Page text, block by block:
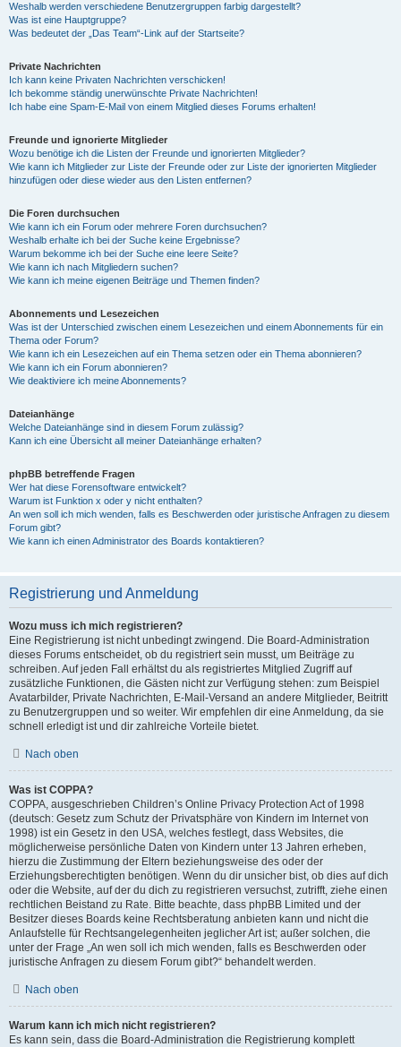
Weshalb werden verschiedene Benutzergruppen farbig dargestellt?
Was ist eine Hauptgruppe?
Was bedeutet der „Das Team“-Link auf der Startseite?
Private Nachrichten
Ich kann keine Privaten Nachrichten verschicken!
Ich bekomme ständig unerwünschte Private Nachrichten!
Ich habe eine Spam-E-Mail von einem Mitglied dieses Forums erhalten!
Freunde und ignorierte Mitglieder
Wozu benötige ich die Listen der Freunde und ignorierten Mitglieder?
Wie kann ich Mitglieder zur Liste der Freunde oder zur Liste der ignorierten Mitglieder
hinzufügen oder diese wieder aus den Listen entfernen?
Die Foren durchsuchen
Wie kann ich ein Forum oder mehrere Foren durchsuchen?
Weshalb erhalte ich bei der Suche keine Ergebnisse?
Warum bekomme ich bei der Suche eine leere Seite?
Wie kann ich nach Mitgliedern suchen?
Wie kann ich meine eigenen Beiträge und Themen finden?
Abonnements und Lesezeichen
Was ist der Unterschied zwischen einem Lesezeichen und einem Abonnements für ein
Thema oder Forum?
Wie kann ich ein Lesezeichen auf ein Thema setzen oder ein Thema abonnieren?
Wie kann ich ein Forum abonnieren?
Wie deaktiviere ich meine Abonnements?
Dateianhänge
Welche Dateianhänge sind in diesem Forum zulässig?
Kann ich eine Übersicht all meiner Dateianhänge erhalten?
phpBB betreffende Fragen
Wer hat diese Forensoftware entwickelt?
Warum ist Funktion x oder y nicht enthalten?
An wen soll ich mich wenden, falls es Beschwerden oder juristische Anfragen zu diesem
Forum gibt?
Wie kann ich einen Administrator des Boards kontaktieren?
Registrierung und Anmeldung
Wozu muss ich mich registrieren?
Eine Registrierung ist nicht unbedingt zwingend. Die Board-Administration
dieses Forums entscheidet, ob du registriert sein musst, um Beiträge zu
schreiben. Auf jeden Fall erhältst du als registriertes Mitglied Zugriff auf
zusätzliche Funktionen, die Gästen nicht zur Verfügung stehen: zum Beispiel
Avatarbilder, Private Nachrichten, E-Mail-Versand an andere Mitglieder, Beitritt
zu Benutzergruppen und so weiter. Wir empfehlen dir eine Anmeldung, da sie
schnell erledigt ist und dir zahlreiche Vorteile bietet.
Nach oben
Was ist COPPA?
COPPA, ausgeschrieben Children’s Online Privacy Protection Act of 1998
(deutsch: Gesetz zum Schutz der Privatsphäre von Kindern im Internet von
1998) ist ein Gesetz in den USA, welches festlegt, dass Websites, die
möglicherweise persönliche Daten von Kindern unter 13 Jahren erheben,
hierzu die Zustimmung der Eltern beziehungsweise des oder der
Erziehungsberechtigten benötigen. Wenn du dir unsicher bist, ob dies auf dich
oder die Website, auf der du dich zu registrieren versuchst, zutrifft, ziehe einen
rechtlichen Beistand zu Rate. Bitte beachte, dass phpBB Limited und der
Besitzer dieses Boards keine Rechtsberatung anbieten kann und nicht die
Anlaufstelle für Rechtsangelegenheiten jeglicher Art ist; außer solchen, die
unter der Frage „An wen soll ich mich wenden, falls es Beschwerden oder
juristische Anfragen zu diesem Forum gibt?“ behandelt werden.
Nach oben
Warum kann ich mich nicht registrieren?
Es kann sein, dass die Board-Administration die Registrierung komplett